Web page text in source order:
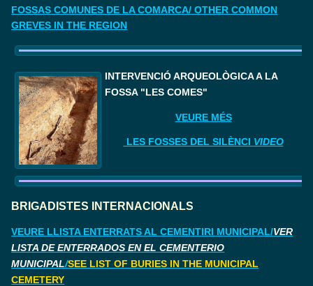
FOSSAS COMUNES DE LA COMARCA/ OTHER COMMON
GREVES IN THE REGION
INTERVENCIÓ ARQUEOLÒGICA A LA
FOSSA "LES COMES"
VEURE MÉS
LES FOSSES DEL SILÈNCI VIDEO
BRIGADISTES INTERNACIONALS
VEURE LLISTA ENTERRATS AL CEMENTIRI MUNICIPAL/VER
LISTA DE ENTERRADOS EN EL CEMENTERIO
MUNICIPAL/SEE LIST OF BURIES IN THE MUNICIPAL
CEMETERY